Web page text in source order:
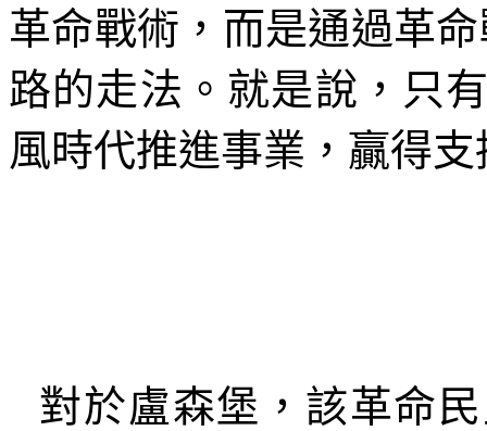
革命戰術，而是通過革
路的走法。就是說，只
風時代推進事業，贏得支
對於盧森堡，該革命